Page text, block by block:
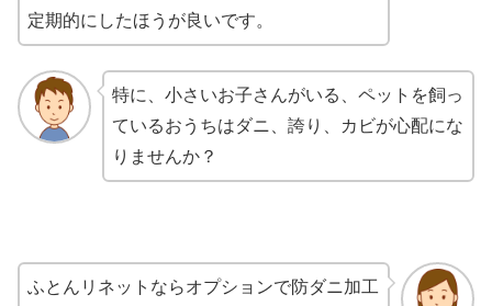
定期的にしたほうが良いです。
特に、小さいお子さんがいる、ペットを飼っ
ているおうちはダニ、誇り、カビが心配にな
りませんか？
ふとんリネットならオプションで防ダニ加工